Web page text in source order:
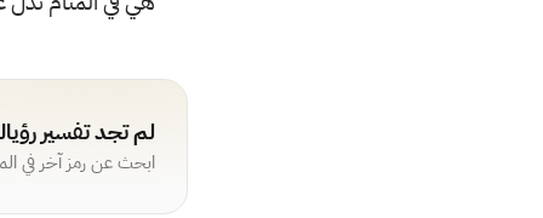
لم تجد تفسير
ابحث عن رمز آخر في